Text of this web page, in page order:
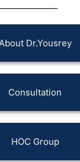
Dr.Yousrey
Consultation
HOC Group